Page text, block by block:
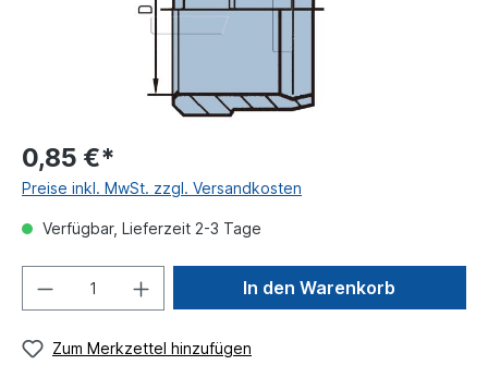
0,85 €*
Preise inkl. MwSt. zzgl. Versandkosten
Verfügbar, Lieferzeit 2-3 Tage
In den Warenkorb
Zum Merkzettel hinzufügen